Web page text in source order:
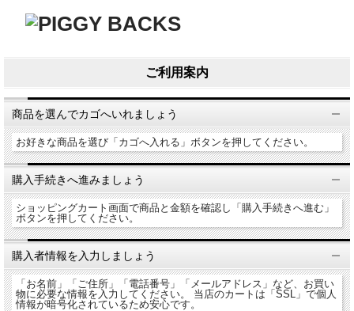
ご利用案内
商品を選んでカゴへいれましょう
お好きな商品を選び「カゴへ入れる」ボタンを押してください。
購入手続きへ進みましょう
ショッピングカート画面で商品と金額を確認し「購入手続きへ進む」
ボタンを押してください。
購入者情報を入力しましょう
「お名前」「ご住所」「電話番号」「メールアドレス」など、お買い
物に必要な情報を入力してください。 当店のカートは「SSL」で個人
情報が暗号化されているため安心です。